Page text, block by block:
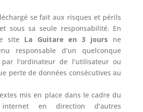
se fait aux risques et périls
sous sa seule responsabilité. En
site La Guitare en 3 jours ne
responsable d’un quelconque
l’ordinateur de l’utilisateur ou
perte de données consécutives au
mis en place dans le cadre du
en direction d’autres